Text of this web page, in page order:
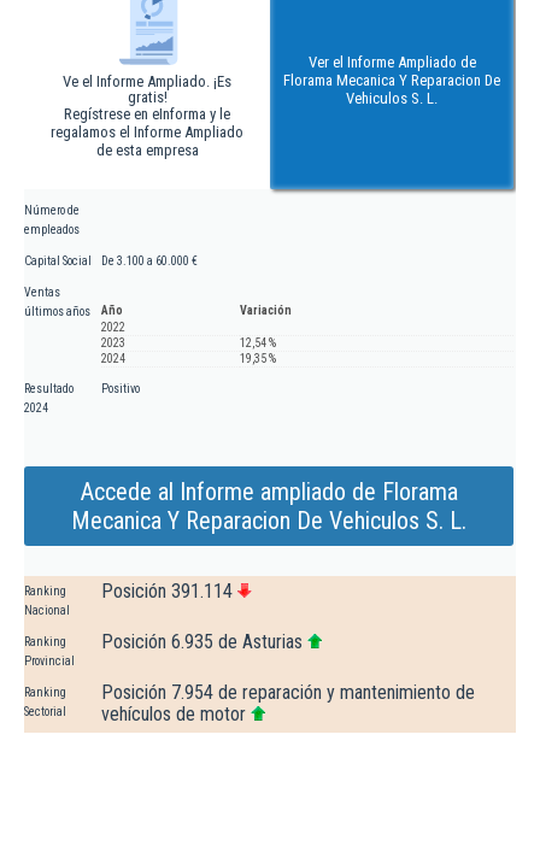
Ve el Informe Ampliado. ¡Es
gratis!
Regístrese en eInforma y le
regalamos el Informe Ampliado
de esta empresa
Ver el Informe Ampliado de
Florama Mecanica Y Reparacion De
Vehiculos S. L.
Número de
empleados
Capital Social De 3.100 a 60.000 €
Ventas
últimos años
Año
Variación
2022
2023
12,54 %
2024
19,35 %
Resultado
2024
Positivo
Accede al Informe ampliado de Florama
Mecanica Y Reparacion De Vehiculos S. L.
Ranking
Nacional
Posición 391.114
Ranking
Provincial
Posición 6.935 de Asturias
Ranking
Sectorial
Posición 7.954 de reparación y mantenimiento de
vehículos de motor